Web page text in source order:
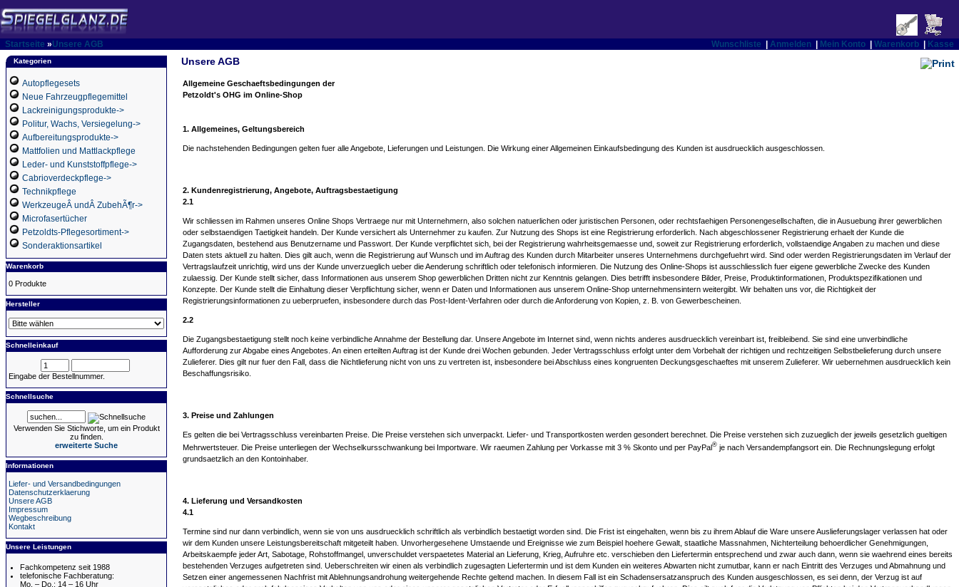
Startseite »Unsere AGB Wunschliste Anmelden Mein Konto Warenkorb Kasse
Kategorien
Autopflegesets
Neue Fahrzeugpflegemittel
Lackreinigungsprodukte->
Politur, Wachs, Versiegelung->
Aufbereitungsprodukte->
Mattfolien und Mattlackpflege
Leder- und Kunststoffpflege->
Cabrioverdeckpflege->
Technikpflege
WerkzeugeÂ undÂ ZubehÃ¶r->
Microfasertücher
Petzoldts-Pflegesortiment->
Sonderaktionsartikel
Warenkorb
0 Produkte
Hersteller
Schnelleinkauf
Eingabe der Bestellnummer.
Schnellsuche
Verwenden Sie Stichworte, um ein Produkt
zu finden.
erweiterte Suche
Informationen
Liefer- und Versandbedingungen
Datenschutzerklaerung
Unsere AGB
Impressum
Wegbeschreibung
Kontakt
Unsere Leistungen
Fachkompetenz seit 1988
telefonische Fachberatung:
Mo. – Do.: 14 – 16 Uhr
Unsere AGB
Allgemeine Geschaeftsbedingungen der
Petzoldt's OHG im Online-Shop
1. Allgemeines, Geltungsbereich
Die nachstehenden Bedingungen gelten fuer alle Angebote, Lieferungen und Leistungen. Die Wirkung einer Allgemeinen Einkaufsbedingung des Kunden ist ausdruecklich ausgeschlossen.
2. Kundenregistrierung, Angebote, Auftragsbestaetigung
2.1
Wir schliessen im Rahmen unseres Online Shops Vertraege nur mit Unternehmern, also solchen natuerlichen oder juristischen Personen, oder rechtsfaehigen Personengesellschaften, die in Ausuebung ihrer gewerblichen
oder selbstaendigen Taetigkeit handeln. Der Kunde versichert als Unternehmer zu kaufen. Zur Nutzung des Shops ist eine Registrierung erforderlich. Nach abgeschlossener Registrierung erhaelt der Kunde die
Zugangsdaten, bestehend aus Benutzername und Passwort. Der Kunde verpflichtet sich, bei der Registrierung wahrheitsgemaesse und, soweit zur Registrierung erforderlich, vollstaendige Angaben zu machen und diese
Daten stets aktuell zu halten. Dies gilt auch, wenn die Registrierung auf Wunsch und im Auftrag des Kunden durch Mitarbeiter unseres Unternehmens durchgefuehrt wird. Sind oder werden Registrierungsdaten im Verlauf der
Vertragslaufzeit unrichtig, wird uns der Kunde unverzueglich ueber die Aenderung schriftlich oder telefonisch informieren. Die Nutzung des Online-Shops ist ausschliesslich fuer eigene gewerbliche Zwecke des Kunden
zulaessig. Der Kunde stellt sicher, dass Informationen aus unserem Shop gewerblichen Dritten nicht zur Kenntnis gelangen. Dies betrifft insbesondere Bilder, Preise, Produktinformationen, Produktspezifikationen und
Konzepte. Der Kunde stellt die Einhaltung dieser Verpflichtung sicher, wenn er Daten und Informationen aus unserem Online-Shop unternehmensintern weitergibt. Wir behalten uns vor, die Richtigkeit der
Registrierungsinformationen zu ueberpruefen, insbesondere durch das Post-Ident-Verfahren oder durch die Anforderung von Kopien, z. B. von Gewerbescheinen.
2.2
Die Zugangsbestaetigung stellt noch keine verbindliche Annahme der Bestellung dar. Unsere Angebote im Internet sind, wenn nichts anderes ausdruecklich vereinbart ist, freibleibend. Sie sind eine unverbindliche
Aufforderung zur Abgabe eines Angebotes. An einen erteilten Auftrag ist der Kunde drei Wochen gebunden. Jeder Vertragsschluss erfolgt unter dem Vorbehalt der richtigen und rechtzeitigen Selbstbelieferung durch unsere
Zulieferer. Dies gilt nur fuer den Fall, dass die Nichtlieferung nicht von uns zu vertreten ist, insbesondere bei Abschluss eines kongruenten Deckungsgeschaeftes mit unserem Zulieferer. Wir uebernehmen ausdruecklich kein
Beschaffungsrisiko.
3. Preise und Zahlungen
Es gelten die bei Vertragsschluss vereinbarten Preise. Die Preise verstehen sich unverpackt. Liefer- und Transportkosten werden gesondert berechnet. Die Preise verstehen sich zuzueglich der jeweils gesetzlich gueltigen
Mehrwertsteuer. Die Preise unterliegen der Wechselkursschwankung bei Importware. Wir raeumen Zahlung per Vorkasse mit 3 % Skonto und per PayPal® je nach Versandempfangsort ein. Die Rechnungslegung erfolgt
grundsaetzlich an den Kontoinhaber.
4. Lieferung und Versandkosten
4.1
Termine sind nur dann verbindlich, wenn sie von uns ausdruecklich schriftlich als verbindlich bestaetigt worden sind. Die Frist ist eingehalten, wenn bis zu ihrem Ablauf die Ware unsere Auslieferungslager verlassen hat oder
wir dem Kunden unsere Leistungsbereitschaft mitgeteilt haben. Unvorhergesehene Umstaende und Ereignisse wie zum Beispiel hoehere Gewalt, staatliche Massnahmen, Nichterteilung behoerdlicher Genehmigungen,
Arbeitskaempfe jeder Art, Sabotage, Rohstoffmangel, unverschuldet verspaetetes Material an Lieferung, Krieg, Aufruhre etc. verschieben den Liefertermin entsprechend und zwar auch dann, wenn sie waehrend eines bereits
bestehenden Verzuges aufgetreten sind. Ueberschreiten wir einen als verbindlich zugesagten Liefertermin und ist dem Kunden ein weiteres Abwarten nicht zumutbar, kann er nach Eintritt des Verzuges und Abmahnung und
Setzen einer angemessenen Nachfrist mit Ablehnungsandrohung weitergehende Rechte geltend machen. In diesem Fall ist ein Schadensersatzanspruch des Kunden ausgeschlossen, es sei denn, der Verzug ist auf